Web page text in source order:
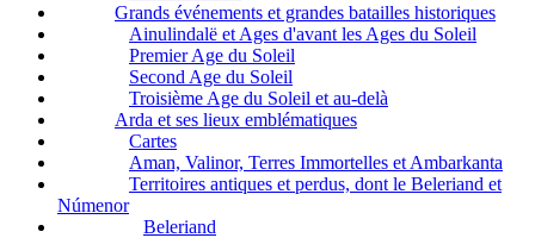
Grands événements et grandes batailles historiques
Ainulindalë et Ages d'avant les Ages du Soleil
Premier Age du Soleil
Second Age du Soleil
Troisième Age du Soleil et au-delà
Arda et ses lieux emblématiques
Cartes
Aman, Valinor, Terres Immortelles et Ambarkanta
Territoires antiques et perdus, dont le Beleriand et
Númenor
Beleriand